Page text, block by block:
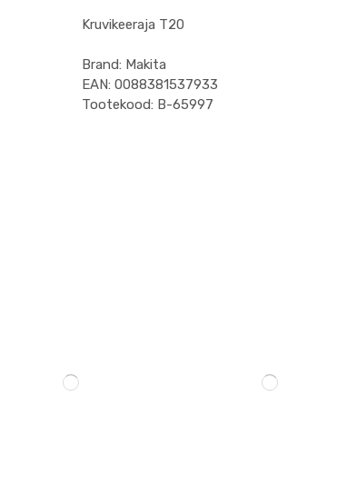
Kruvikeeraja T20
Brand: Makita
EAN: 0088381537933
Tootekood: B-65997